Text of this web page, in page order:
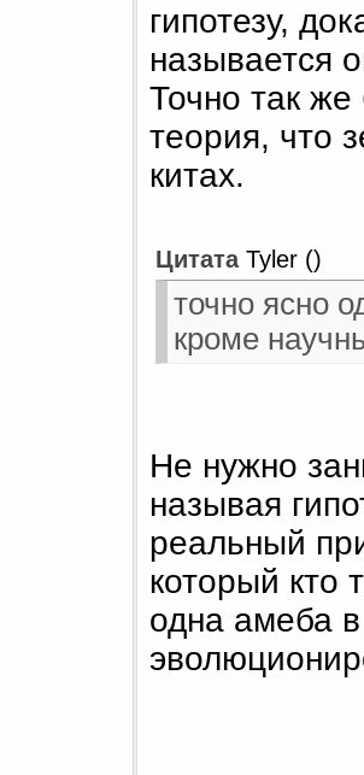
гипотезу,
называется
Точно так
теория, что
китах.
Цитата Tyler ()
точно ясно
кроме
Не нужно
называя
реальный
который кто
одна амеба